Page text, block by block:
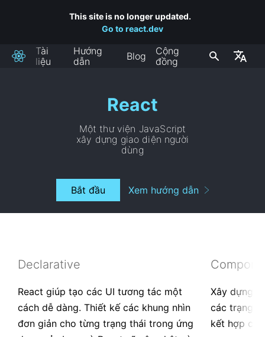
This site is no longer updated.
Go to react.dev
React
Tài
liệu
Hướng
dẫn
Blog
Cộng
đồng
React
Một thư viện JavaScript
xây dựng giao diện người
dùng
Bắt đầu Xem hướng dẫn
Declarative
React giúp tạo các UI tương tác một
cách dễ dàng. Thiết kế các khung nhìn
đơn giản cho từng trạng thái trong ứng
Xây dựng
các trạng
kết hợp